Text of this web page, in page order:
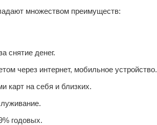
множеством преимуществ:
снятие денег.
через интернет, мобильное устройство.
карт на себя и близких.
годовых.